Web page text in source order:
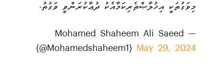
މިވަގުތަކީ އިޚުލާޞްތެރިކަމާއެކު ދުޢާކުރަންވީ ވަގުތު.
— Mohamed Shaheem Ali Saeed
(@Mohamedshaheem1) May 29, 2024